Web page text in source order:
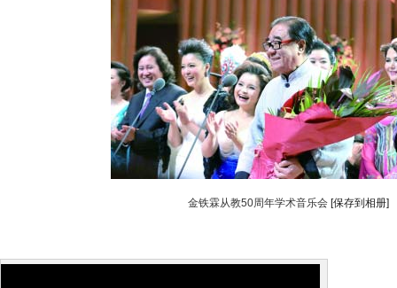
金铁霖从教50周年学术音乐会 [保存到相册]